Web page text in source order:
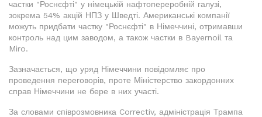
частки "Роснєфті" у німецькій нафтопереробній галузі,
зокрема 54% акцій НПЗ у Шведті. Американські компанії
можуть придбати частку "Роснєфті" в Німеччині, отримавши
контроль над цим заводом, а також частки в Bayernoil та
Miro.
Зазначається, що уряд Німеччини повідомляє про
проведення переговорів, проте Міністерство закордонних
справ Німеччини не бере в них участі.
За словами співрозмовника Correctiv, адміністрація Трампа